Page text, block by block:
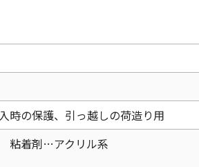
時の保護、引っ越しの荷造り用
粘着剤…アクリル系